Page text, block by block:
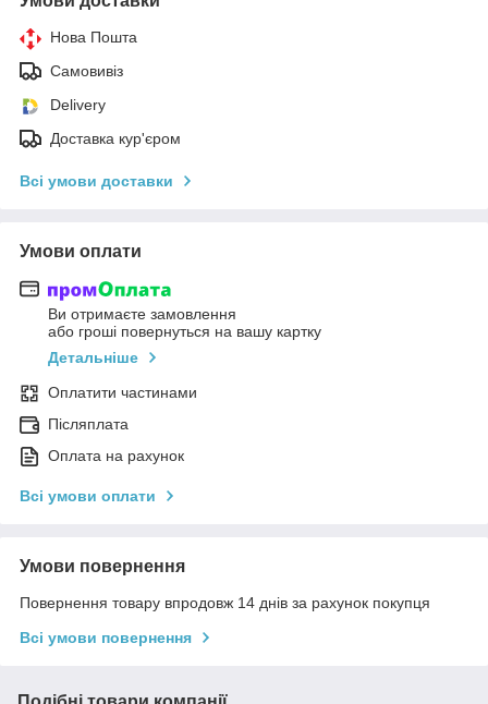
Нова Пошта
Самовивіз
Delivery
Доставка кур'єром
Всі умови доставки
Умови оплати
Ви отримаєте замовлення
або гроші повернуться на вашу картку
Детальніше
Оплатити частинами
Післяплата
Оплата на рахунок
Всі умови оплати
Умови повернення
Повернення товару впродовж 14 днів за рахунок покупця
Всі умови повернення